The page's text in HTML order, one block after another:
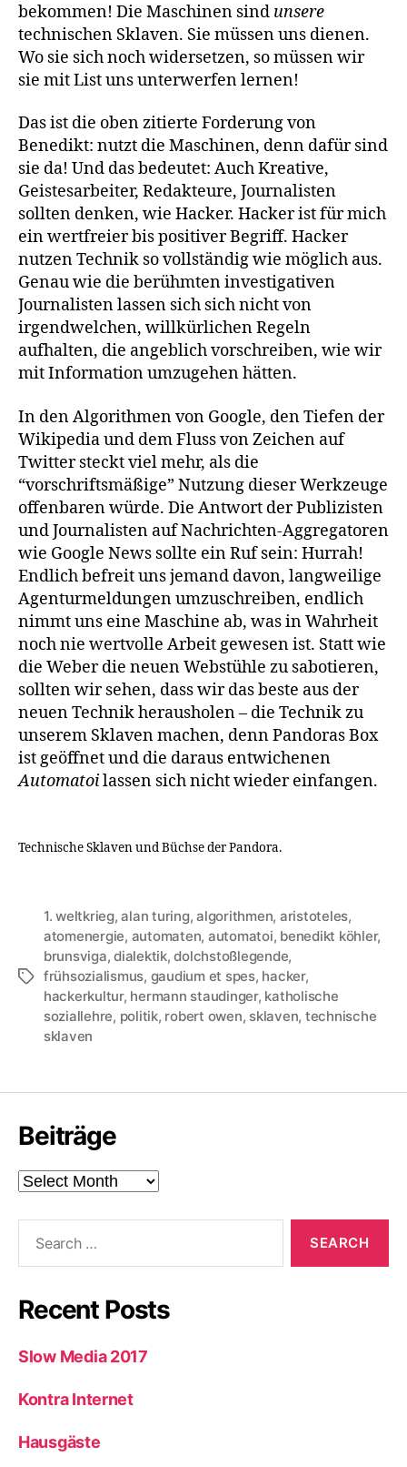
bekommen! Die Maschinen sind unsere
technischen Sklaven. Sie müssen uns dienen.
Wo sie sich noch widersetzen, so müssen wir
sie mit List uns unterwerfen lernen!
Das ist die oben zitierte Forderung von
Benedikt: nutzt die Maschinen, denn dafür sind
sie da! Und das bedeutet: Auch Kreative,
Geistesarbeiter, Redakteure, Journalisten
sollten denken, wie Hacker. Hacker ist für mich
ein wertfreier bis positiver Begriff. Hacker
nutzen Technik so vollständig wie möglich aus.
Genau wie die berühmten investigativen
Journalisten lassen sich sich nicht von
irgendwelchen, willkürlichen Regeln
aufhalten, die angeblich vorschreiben, wie wir
mit Information umzugehen hätten.
In den Algorithmen von Google, den Tiefen der
Wikipedia und dem Fluss von Zeichen auf
Twitter steckt viel mehr, als die
“vorschriftsmäßige” Nutzung dieser Werkzeuge
offenbaren würde. Die Antwort der Publizisten
und Journalisten auf Nachrichten-Aggregatoren
wie Google News sollte ein Ruf sein: Hurrah!
Endlich befreit uns jemand davon, langweilige
Agenturmeldungen umzuschreiben, endlich
nimmt uns eine Maschine ab, was in Wahrheit
noch nie wertvolle Arbeit gewesen ist. Statt wie
die Weber die neuen Webstühle zu sabotieren,
sollten wir sehen, dass wir das beste aus der
neuen Technik herausholen – die Technik zu
unserem Sklaven machen, denn Pandoras Box
ist geöffnet und die daraus entwichenen
Automatoilassen sich nicht wieder einfangen.
Technische Sklaven und Büchse der Pandora.
Tags
1. weltkrieg,alan turing,algorithmen, aristoteles,
atomenergie, automaten, automatoi, benedikt köhler,
brunsviga,dialektik,dolchstoßlegende,
frühsozialismus, gaudium et spes, hacker,
hackerkultur, hermann staudinger, katholische
soziallehre, politik, robert owen, sklaven, technische
sklaven
Beiträge
Beiträge
Recent Posts
Slow Media 2017
Kontra Internet
Hausgäste